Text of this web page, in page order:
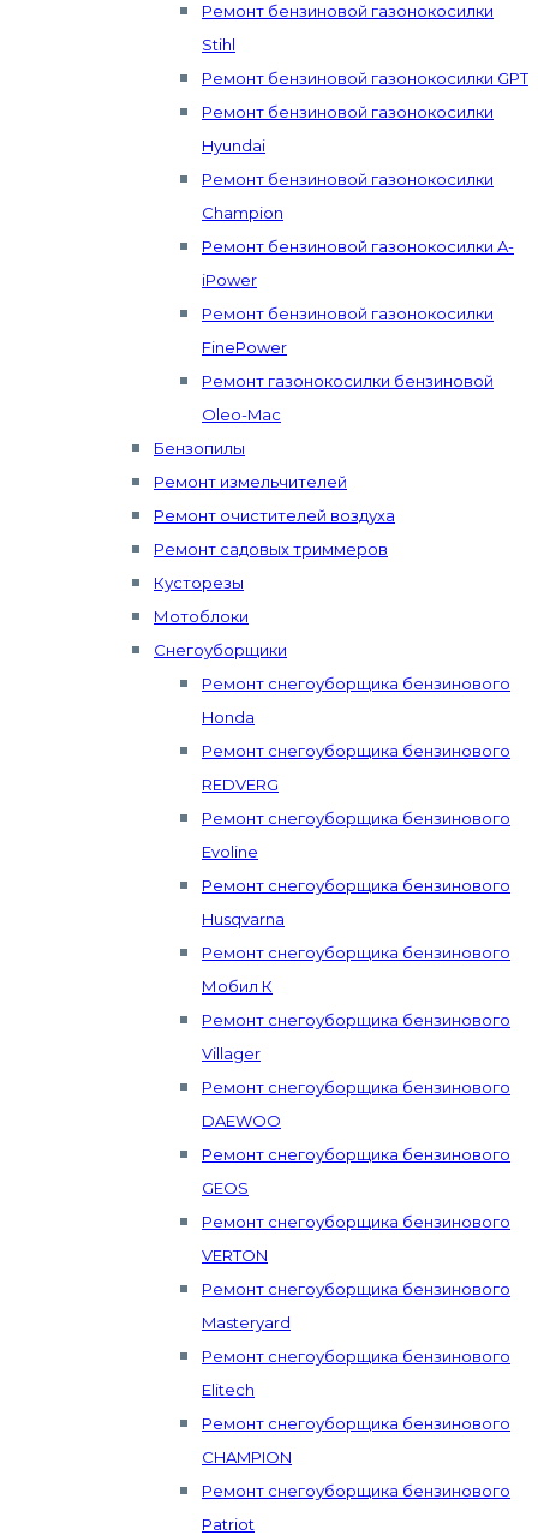
Ремонт бензиновой газонокосилки
Stihl
Ремонт бензиновой газонокосилки GPT
Ремонт бензиновой газонокосилки
Hyundai
Ремонт бензиновой газонокосилки
Champion
Ремонт бензиновой газонокосилки A-
iPower
Ремонт бензиновой газонокосилки
FinePower
Ремонт газонокосилки бензиновой
Oleo-Mac
Бензопилы
Ремонт измельчителей
Ремонт очистителей воздуха
Ремонт садовых триммеров
Кусторезы
Мотоблоки
Снегоуборщики
Ремонт снегоуборщика бензинового
Honda
Ремонт снегоуборщика бензинового
REDVERG
Ремонт снегоуборщика бензинового
Evoline
Ремонт снегоуборщика бензинового
Husqvarna
Ремонт снегоуборщика бензинового
Мобил К
Ремонт снегоуборщика бензинового
Villager
Ремонт снегоуборщика бензинового
DAEWOO
Ремонт снегоуборщика бензинового
GEOS
Ремонт снегоуборщика бензинового
VERTON
Ремонт снегоуборщика бензинового
Masteryard
Ремонт снегоуборщика бензинового
Elitech
Ремонт снегоуборщика бензинового
CHAMPION
Ремонт снегоуборщика бензинового
Patriot